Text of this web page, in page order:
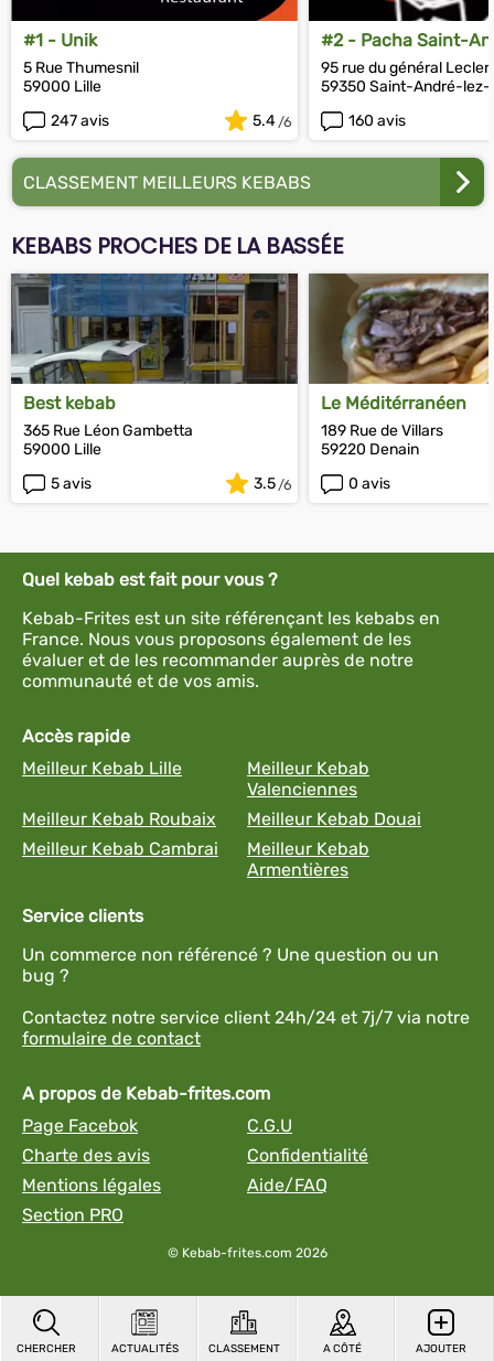
CHERCHER ACTUALITÉS CLASSEMENT A CÔTÉ AJOUTER
#1 - Unik
5 Rue Thumesnil
59000 Lille
247 avis
5.4
#2 - Pacha Saint-
95 rue du général
59350 Saint-André-lez-
160 avis
CLASSEMENT MEILLEURS KEBABS
KEBABS PROCHES DE LA BASSÉE
Best kebab
365 Rue Léon Gambetta
59000 Lille
5 avis
3.5
Le Méditérranéen
189 Rue de Villars
59220 Denain
0 avis
Quel kebab est fait pour vous ?
Kebab-Frites est un site référençant les kebabs en
France. Nous vous proposons également de les
évaluer et de les recommander auprès de notre
communauté et de vos amis.
Accès rapide
Meilleur Kebab Lille
Meilleur Kebab
Valenciennes
Meilleur Kebab Roubaix
Meilleur Kebab Douai
Meilleur Kebab Cambrai
Meilleur Kebab
Armentières
Service clients
Un commerce non référencé ? Une question ou un
bug ?
Contactez notre service client 24h/24 et 7j/7 via notre
formulaire de contact
A propos de Kebab-frites.com
Page Facebok
C.G.U
Charte des avis
Confidentialité
Mentions légales
Aide/FAQ
Section PRO
© Kebab-frites.com 2026